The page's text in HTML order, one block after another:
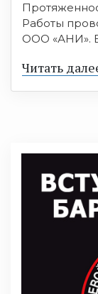
Работы
ООО «АНИ».
Читать